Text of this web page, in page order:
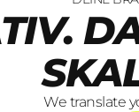
We translate